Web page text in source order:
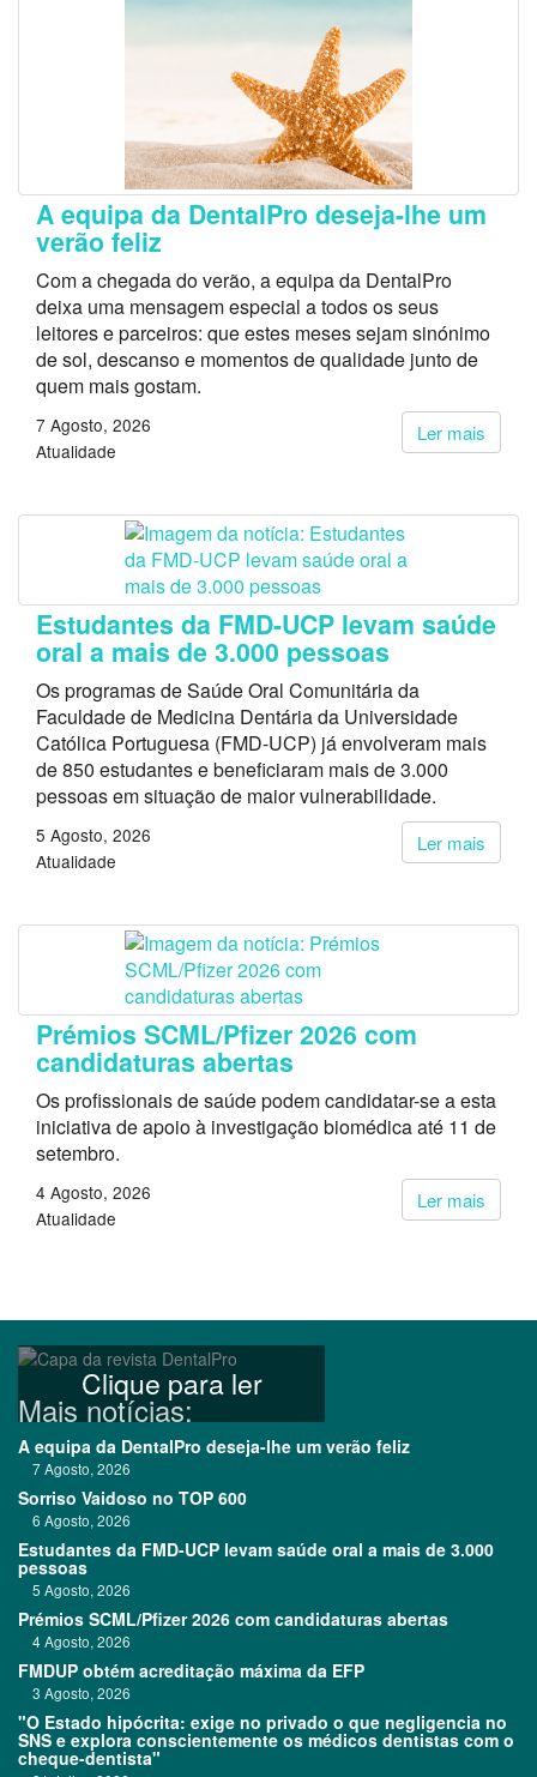
A equipa da DentalPro deseja-lhe um
verão feliz
Com a chegada do verão, a equipa da DentalPro
deixa uma mensagem especial a todos os seus
leitores e parceiros: que estes meses sejam sinónimo
de sol, descanso e momentos de qualidade junto de
quem mais gostam.
Ler mais
7 Agosto, 2026
Atualidade
Estudantes da FMD-UCP levam saúde
oral a mais de 3.000 pessoas
Os programas de Saúde Oral Comunitária da
Faculdade de Medicina Dentária da Universidade
Católica Portuguesa (FMD-UCP) já envolveram mais
de 850 estudantes e beneficiaram mais de 3.000
pessoas em situação de maior vulnerabilidade.
Ler mais
5 Agosto, 2026
Atualidade
Prémios SCML/Pfizer 2026 com
candidaturas abertas
Os profissionais de saúde podem candidatar-se a esta
iniciativa de apoio à investigação biomédica até 11 de
setembro.
Ler mais
4 Agosto, 2026
Atualidade
Clique para ler
Mais notícias:
A equipa da DentalPro deseja-lhe um verão feliz
7 Agosto, 2026
Sorriso Vaidoso no TOP 600
6 Agosto, 2026
Estudantes da FMD-UCP levam saúde oral a mais de 3.000
pessoas
5 Agosto, 2026
Prémios SCML/Pfizer 2026 com candidaturas abertas
4 Agosto, 2026
FMDUP obtém acreditação máxima da EFP
3 Agosto, 2026
"O Estado hipócrita: exige no privado o que negligencia no
SNS e explora conscientemente os médicos dentistas com o
cheque-dentista"